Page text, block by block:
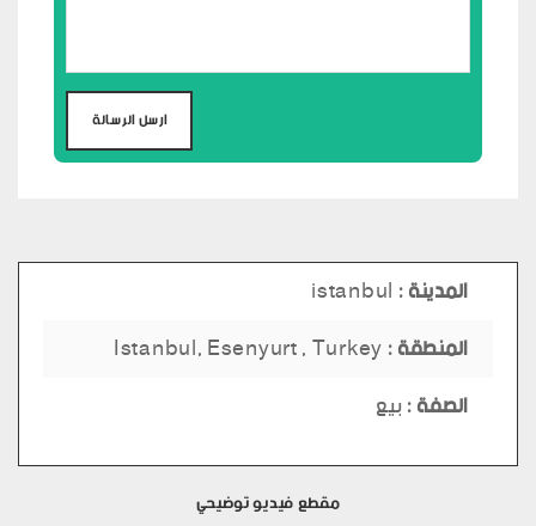
المدينة :
المنطقة :
الصفة :بيع
مقطع فيديو توضيحي